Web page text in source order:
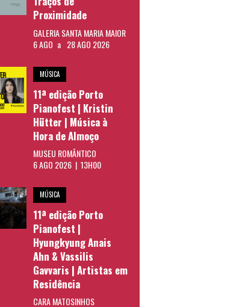
Proximidade
GALERIA SANTA MARIA MAIOR
6 AGO a 28 AGO 2026
MÚSICA
11ª edição Porto
Pianofest | Kristin
Hütter | Música à
Hora de Almoço
MUSEU ROMÂNTICO
6 AGO 2026 | 13H00
MÚSICA
11ª edição Porto
Pianofest |
Hyungkyung Anais
Ahn & Vassilis
Gavvaris | Artistas em
Residência
CARA MATOSINHOS